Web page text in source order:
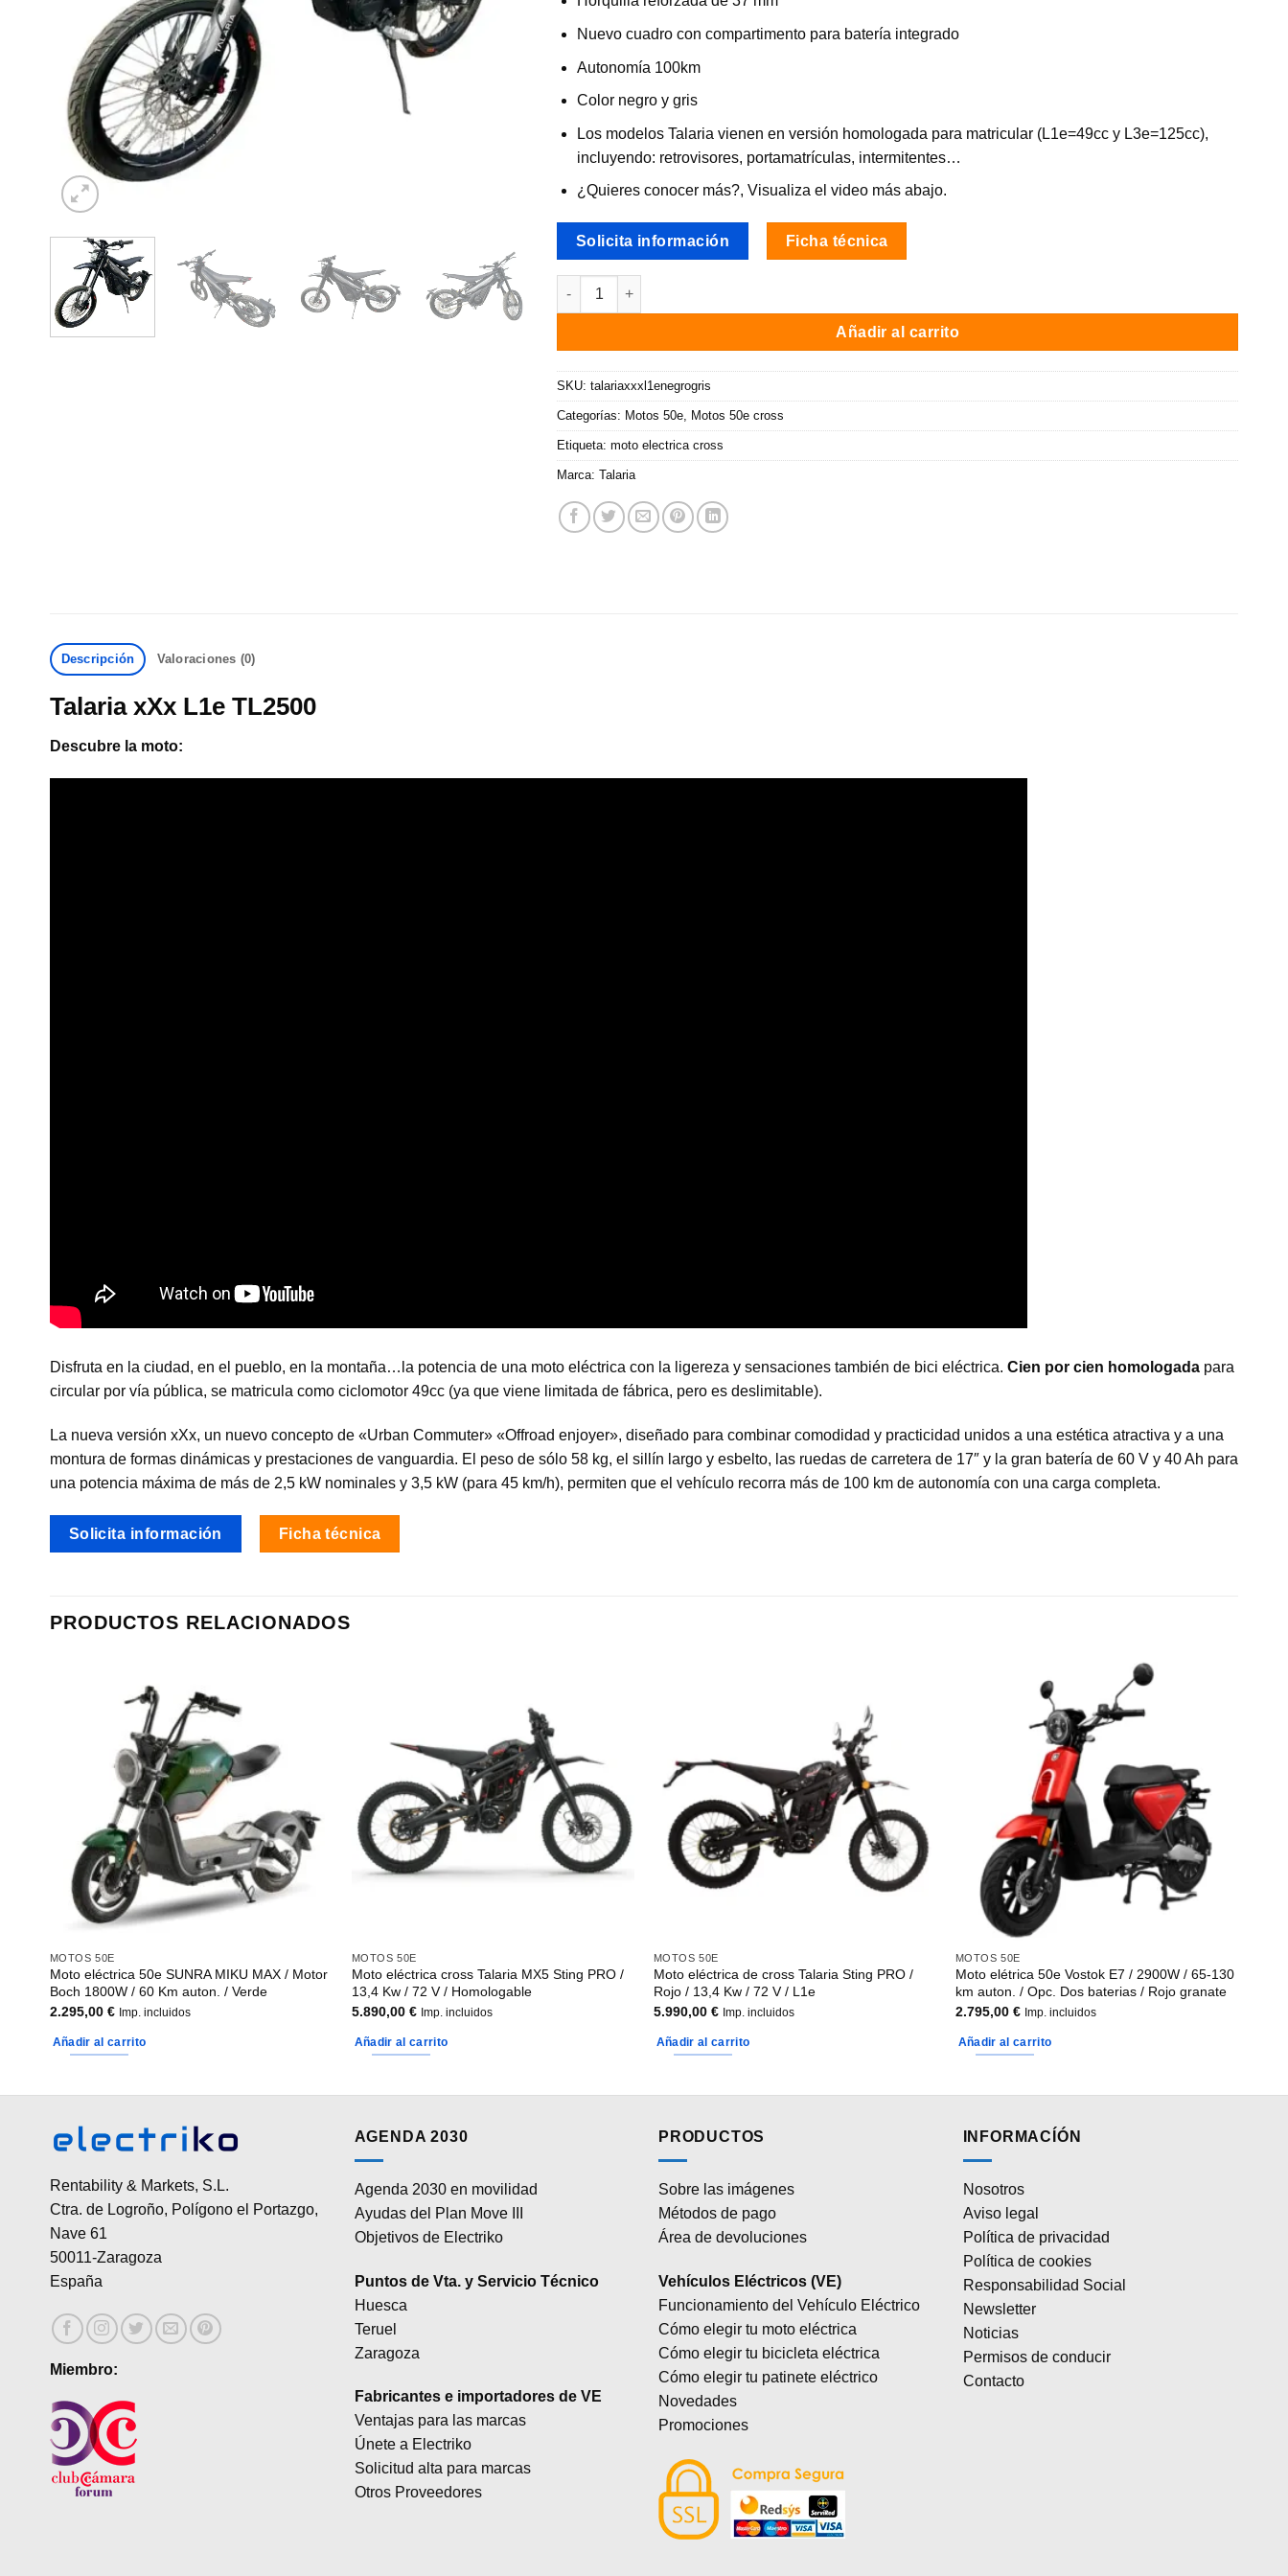
Nuevo cuadro con compartimento para batería integrado
Autonomía 100km
Color negro y gris
Los modelos Talaria vienen en versión homologada para matricular (L1e=49cc y L3e=125cc),
incluyendo: retrovisores, portamatrículas, intermitentes…
¿Quieres conocer más?, Visualiza el video más abajo.
Solicita información Ficha técnica
Moto eléctrica cross Talaria xXx L1e TL 2500 / 60V / 100 Kms autonomía cantidad
Añadir al carrito
SKU:talariaxxxl1enegrogris
Categorías: Motos 50e Motos 50e cross
Etiqueta:moto electrica cross
Marca:Talaria
Descripción Valoraciones (0)
Talaria xXx L1e TL2500
Descubre la moto:
Disfruta en la ciudad, en el pueblo, en la montaña…la potencia de una moto eléctrica con la ligereza y sensaciones también de bici eléctrica. Cien por cien homologada para
circular por vía pública, se matricula como ciclomotor 49cc (ya que viene limitada de fábrica, pero es deslimitable).
La nueva versión xXx, un nuevo concepto de «Urban Commuter» «Offroad enjoyer», diseñado para combinar comodidad y practicidad unidos a una estética atractiva y a una
montura de formas dinámicas y prestaciones de vanguardia. El peso de sólo 58 kg, el sillín largo y esbelto, las ruedas de carretera de 17″ y la gran batería de 60 V y 40 Ah para
una potencia máxima de más de 2,5 kW nominales y 3,5 kW (para 45 km/h), permiten que el vehículo recorra más de 100 km de autonomía con una carga completa.
Solicita información Ficha técnica
PRODUCTOS RELACIONADOS
MOTOS 50E
Moto eléctrica 50e SUNRA MIKU MAX / Motor
Boch 1800W / 60 Km auton. / Verde
2.295,00 € Imp. incluidos
Añadir al carrito
MOTOS 50E
Moto eléctrica cross Talaria MX5 Sting PRO /
13,4 Kw / 72 V / Homologable
5.890,00 € Imp. incluidos
Añadir al carrito
MOTOS 50E
Moto eléctrica de cross Talaria Sting PRO /
Rojo / 13,4 Kw / 72 V / L1e
5.990,00 € Imp. incluidos
Añadir al carrito
MOTOS 50E
Moto elétrica 50e Vostok E7 / 2900W / 65-130
km auton. / Opc. Dos baterias / Rojo granate
2.795,00 € Imp. incluidos
Añadir al carrito
Rentability & Markets, S.L.
Ctra. de Logroño, Polígono el Portazgo,
Nave 61
50011-Zaragoza
España
Miembro:
AGENDA 2030
Agenda 2030 en movilidad
Ayudas del Plan Move III
Objetivos de Electriko
Puntos de Vta. y Servicio Técnico
Huesca
Teruel
Zaragoza
Fabricantes e importadores de VE
Ventajas para las marcas
Únete a Electriko
Solicitud alta para marcas
Otros Proveedores
PRODUCTOS
Sobre las imágenes
Métodos de pago
Área de devoluciones
Vehículos Eléctricos (VE)
Funcionamiento del Vehículo Eléctrico
Cómo elegir tu moto eléctrica
Cómo elegir tu bicicleta eléctrica
Cómo elegir tu patinete eléctrico
Novedades
Promociones
INFORMACÍÓN
Nosotros
Aviso legal
Política de privacidad
Política de cookies
Responsabilidad Social
Newsletter
Noticias
Permisos de conducir
Contacto